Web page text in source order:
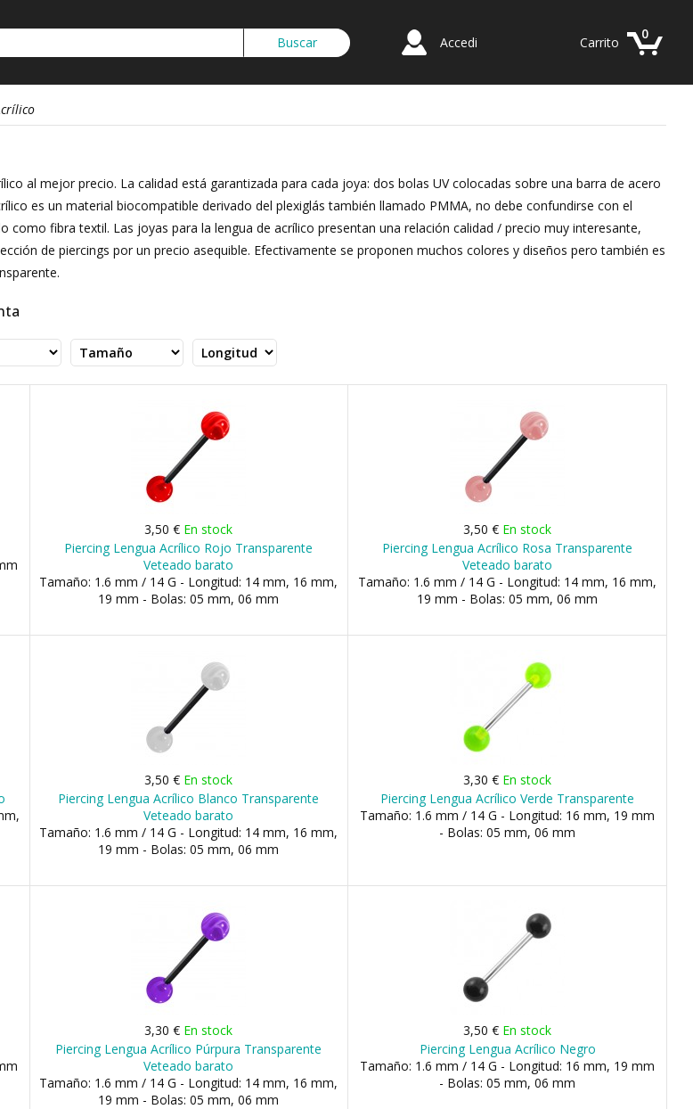
Accedi
0
Carrito
al mejor precio. La calidad está garantizada para cada joya: dos bolas UV colocadas sobre una barra de acero
es un material biocompatible derivado del plexiglás también llamado PMMA, no debe confundirse con el
como fibra textil. Las joyas para la lengua de acrílico presentan una relación calidad / precio muy interesante,
de piercings por un precio asequible. Efectivamente se proponen muchos colores y diseños pero también es
3,50 € En stock
Piercing Lengua Acrílico Rojo Transparente
Veteado barato
Tamaño: 1.6 mm / 14 G - Longitud: 14 mm, 16 mm,
19 mm - Bolas: 05 mm, 06 mm
3,50 € En stock
Piercing Lengua Acrílico Rosa Transparente
Veteado barato
Tamaño: 1.6 mm / 14 G - Longitud: 14 mm, 16 mm,
19 mm - Bolas: 05 mm, 06 mm
3,50 € En stock
Piercing Lengua Acrílico Blanco Transparente
Veteado barato
Tamaño: 1.6 mm / 14 G - Longitud: 14 mm, 16 mm,
19 mm - Bolas: 05 mm, 06 mm
3,30 € En stock
Piercing Lengua Acrílico Verde Transparente
Tamaño: 1.6 mm / 14 G - Longitud: 16 mm, 19 mm
- Bolas: 05 mm, 06 mm
3,30 € En stock
Piercing Lengua Acrílico Púrpura Transparente
Veteado barato
Tamaño: 1.6 mm / 14 G - Longitud: 14 mm, 16 mm,
19 mm - Bolas: 05 mm, 06 mm
3,50 € En stock
Piercing Lengua Acrílico Negro
Tamaño: 1.6 mm / 14 G - Longitud: 16 mm, 19 mm
- Bolas: 05 mm, 06 mm